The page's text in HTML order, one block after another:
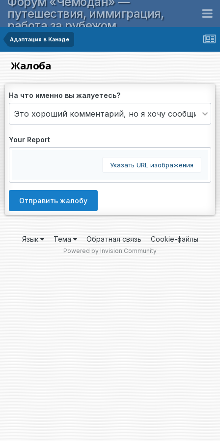
путешествия, иммиграция,
работа за рубежом
Адаптация в Канаде
Жалоба
На что именно вы жалуетесь?
Your Report
Указать URL изображения
Отправить жалобу
Язык Тема Обратная связь Cookie-файлы
Powered by Invision Community